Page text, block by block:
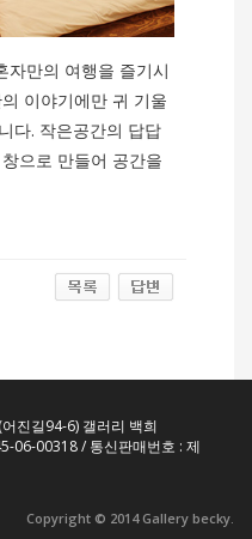
자만의 여행을 즐기시
이야기에만 귀 기울
다. 작은공간의 답답
으로 만들어 공간을
진길94-6) 갤러리 백희
06-00318 / 통신판매번호 : 제
Copyright © 2014 Gallery becky.